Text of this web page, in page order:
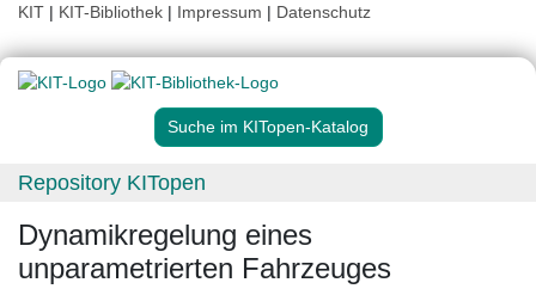
KIT | KIT-Bibliothek | Impressum | Datenschutz
Suche im KITopen-Katalog
Repository KITopen
Dynamikregelung eines
unparametrierten Fahrzeuges